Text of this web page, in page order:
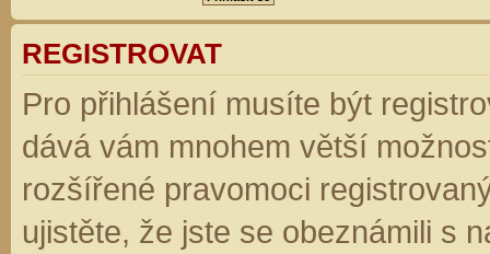
REGISTROVAT
Pro přihlášení musíte být
dává vám mnohem větší
rozšířené pravomoci
ujistěte, že jste se obeznámili s